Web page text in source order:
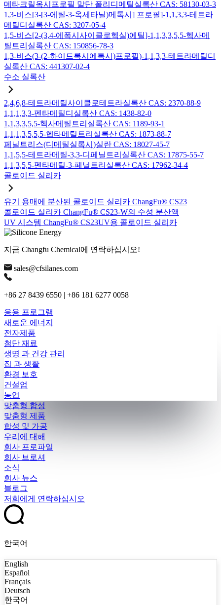
메타크릴옥시프로필 말단 폴리디메틸실록산 CAS: 58130-03-3
1,3-비스[3-[3-에틸-3-옥세타닐)메톡시] 프로필]-1,1,3,3-테트라
메틸디실록산 CAS: 3207-05-4
1,5-비스[2-(3,4-에폭시사이클로헥실)에틸]-1,1,3,3,5,5-헥사메
틸트리실록산 CAS: 150856-78-3
1,3-비스(3-(2-하이드록시에톡시)프로필)-1,1,3,3-테트라메틸디
실록산 CAS: 441307-02-4
수소 실록산
2,4,6,8-테트라메틸사이클로테트라실록산 CAS: 2370-88-9
1,1,1,3,3-펜타메틸디실록산 CAS: 1438-82-0
1,1,3,3,5,5-헥사메틸트리실록산 CAS: 1189-93-1
1,1,1,3,5,5,5-헵타메틸트리실록산 CAS: 1873-88-7
페닐트리스(디메틸실록시)실란 CAS: 18027-45-7
1,1,5,5-테트라메틸-3,3-디페닐트리실록산 CAS: 17875-55-7
1,1,3,5,5-펜타메틸-3-페닐트리실록산 CAS: 17962-34-4
콜로이드 실리카
유기 용매에 분산된 콜로이드 실리카 ChangFu® CS23
콜로이드 실리카 ChangFu® CS23-W의 수성 분산액
UV 시스템 ChangFu® CS23UV용 콜로이드 실리카
지금 Changfu Chemical에 연락하십시오!
sales@cfsilanes.com
+86 27 8439 6550 | +86 181 6277 0058
응용 프로그램
새로운 에너지
전자제품
첨단 재료
생명 과 건강 관리
집 과 생활
환경 보호
건설업
농업
맞춤형 합성
맞춤형 제품
합성 및 가공
우리에 대해
회사 프로파일
회사 브로셔
소식
회사 뉴스
블로그
저희에게 연락하십시오
한국어
English
Español
Français
Deutsch
한국어